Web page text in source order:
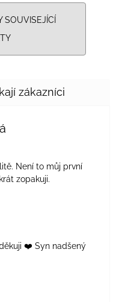
SOUVISEJÍCÍ
je 5 z 5 hvězdiček.
Není to můj první
zopakuji.
je 5 z 5 hvězdiček.
❤️ Syn nadšený
je 4 z 5 hvězdiček.